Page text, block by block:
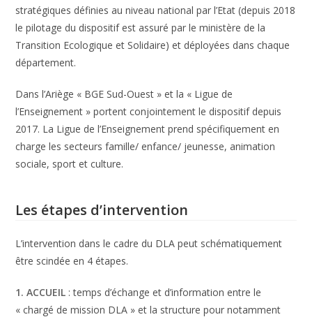
stratégiques définies au niveau national par l’Etat (depuis 2018
le pilotage du dispositif est assuré par le ministère de la
Transition Ecologique et Solidaire) et déployées dans chaque
département.
Dans l’Ariège « BGE Sud-Ouest » et la « Ligue de
l’Enseignement » portent conjointement le dispositif depuis
2017. La Ligue de l’Enseignement prend spécifiquement en
charge les secteurs famille/ enfance/ jeunesse, animation
sociale, sport et culture.
Les étapes d’intervention
L’intervention dans le cadre du DLA peut schématiquement
être scindée en 4 étapes.
1. ACCUEIL : temps d’échange et d’information entre le
« chargé de mission DLA » et la structure pour notamment